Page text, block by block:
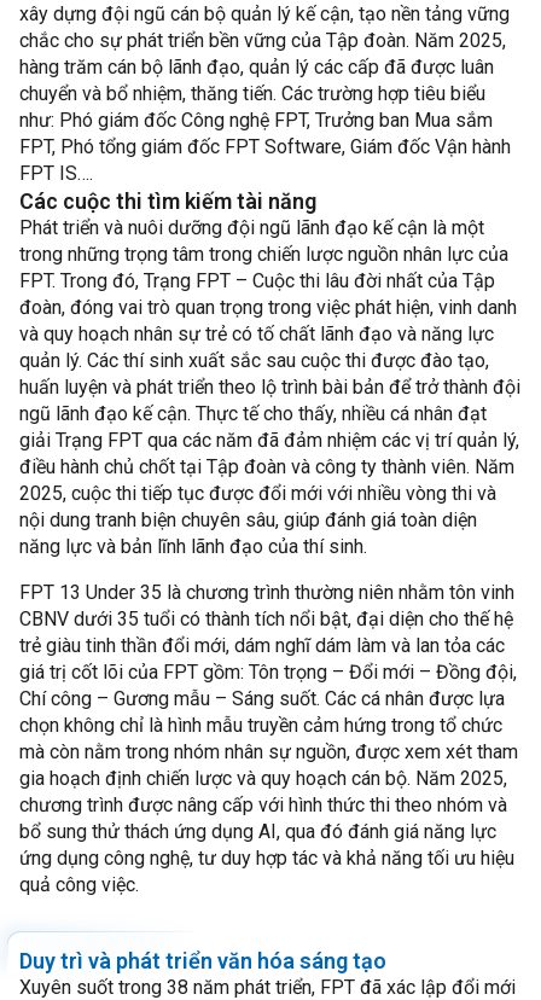
xây dựng đội ngũ cán bộ quản lý kế cận, tạo nền tảng vững
chắc cho sự phát triển bền vững của Tập đoàn. Năm 2025,
hàng trăm cán bộ lãnh đạo, quản lý các cấp đã được luân
chuyển và bổ nhiệm, thăng tiến. Các trường hợp tiêu biểu
như: Phó giám đốc Công nghệ FPT, Trưởng ban Mua sắm
FPT, Phó tổng giám đốc FPT Software, Giám đốc Vận hành
FPT IS….
Các cuộc thi tìm kiếm tài năng
Phát triển và nuôi dưỡng đội ngũ lãnh đạo kế cận là một
trong những trọng tâm trong chiến lược nguồn nhân lực của
FPT. Trong đó, Trạng FPT – Cuộc thi lâu đời nhất của Tập
đoàn, đóng vai trò quan trọng trong việc phát hiện, vinh danh
và quy hoạch nhân sự trẻ có tố chất lãnh đạo và năng lực
quản lý. Các thí sinh xuất sắc sau cuộc thi được đào tạo,
huấn luyện và phát triển theo lộ trình bài bản để trở thành đội
ngũ lãnh đạo kế cận. Thực tế cho thấy, nhiều cá nhân đạt
giải Trạng FPT qua các năm đã đảm nhiệm các vị trí quản lý,
điều hành chủ chốt tại Tập đoàn và công ty thành viên. Năm
2025, cuộc thi tiếp tục được đổi mới với nhiều vòng thi và
nội dung tranh biện chuyên sâu, giúp đánh giá toàn diện
năng lực và bản lĩnh lãnh đạo của thí sinh.
FPT 13 Under 35 là chương trình thường niên nhằm tôn vinh
CBNV dưới 35 tuổi có thành tích nổi bật, đại diện cho thế hệ
trẻ giàu tinh thần đổi mới, dám nghĩ dám làm và lan tỏa các
giá trị cốt lõi của FPT gồm: Tôn trọng – Đổi mới – Đồng đội,
Chí công – Gương mẫu – Sáng suốt. Các cá nhân được lựa
chọn không chỉ là hình mẫu truyền cảm hứng trong tổ chức
mà còn nằm trong nhóm nhân sự nguồn, được xem xét tham
gia hoạch định chiến lược và quy hoạch cán bộ. Năm 2025,
chương trình được nâng cấp với hình thức thi theo nhóm và
bổ sung thử thách ứng dụng AI, qua đó đánh giá năng lực
ứng dụng công nghệ, tư duy hợp tác và khả năng tối ưu hiệu
quả công việc.
Duy trì và phát triển văn hóa sáng tạo
Xuyên suốt trong 38 năm phát triển, FPT đã xác lập đổi mới